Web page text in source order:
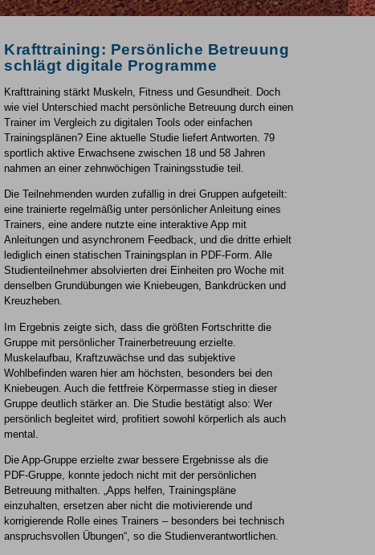
Krafttraining: Persönliche Betreuung
schlägt digitale Programme
Krafttraining stärkt Muskeln, Fitness und Gesundheit. Doch
wie viel Unterschied macht persönliche Betreuung durch einen
Trainer im Vergleich zu digitalen Tools oder einfachen
Trainingsplänen? Eine aktuelle Studie liefert Antworten. 79
sportlich aktive Erwachsene zwischen 18 und 58 Jahren
nahmen an einer zehnwöchigen Trainingsstudie teil.
Die Teilnehmenden wurden zufällig in drei Gruppen aufgeteilt:
eine trainierte regelmäßig unter persönlicher Anleitung eines
Trainers, eine andere nutzte eine interaktive App mit
Anleitungen und asynchronem Feedback, und die dritte erhielt
lediglich einen statischen Trainingsplan in PDF-Form. Alle
Studienteilnehmer absolvierten drei Einheiten pro Woche mit
denselben Grundübungen wie Kniebeugen, Bankdrücken und
Kreuzheben.
Im Ergebnis zeigte sich, dass die größten Fortschritte die
Gruppe mit persönlicher Trainerbetreuung erzielte.
Muskelaufbau, Kraftzuwächse und das subjektive
Wohlbefinden waren hier am höchsten, besonders bei den
Kniebeugen. Auch die fettfreie Körpermasse stieg in dieser
Gruppe deutlich stärker an. Die Studie bestätigt also: Wer
persönlich begleitet wird, profitiert sowohl körperlich als auch
mental.
Die App-Gruppe erzielte zwar bessere Ergebnisse als die
PDF-Gruppe, konnte jedoch nicht mit der persönlichen
Betreuung mithalten. „Apps helfen, Trainingspläne
einzuhalten, ersetzen aber nicht die motivierende und
korrigierende Rolle eines Trainers – besonders bei technisch
anspruchsvollen Übungen“, so die Studienverantwortlichen.